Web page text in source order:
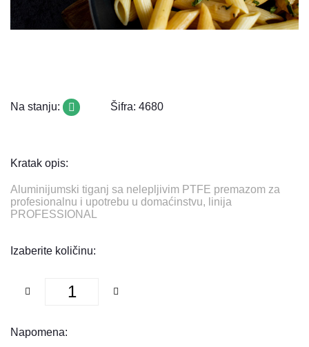
Na stanju: Šifra: 4680
Kratak opis:
Aluminijumski tiganj sa nelepljivim PTFE premazom za
profesionalnu i upotrebu u domaćinstvu, linija
PROFESSIONAL
Izaberite količinu:
Napomena: